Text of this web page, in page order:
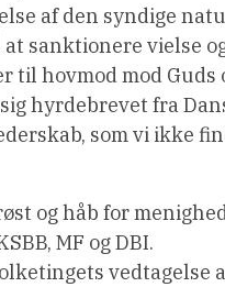
af den syndige
sanktionere vielse
hovmod mod Guds
fra
som vi ikke
og håb for
MF og DBI.
vedtagelse